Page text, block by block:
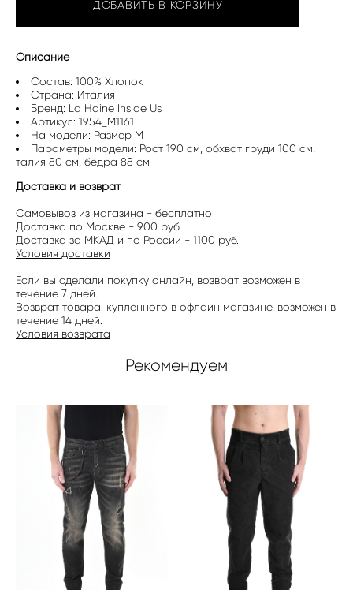
ДОБАВИТЬ В КОРЗИНУ
Описание
Состав: 100% Хлопок
Страна: Италия
Бренд: La Haine Inside Us
Артикул: 1954_M1161
На модели: Размер M
Параметры модели: Рост 190 см, обхват груди 100 см,
талия 80 см, бедра 88 см
Доставка и возврат
Самовывоз из магазина - бесплатно
Доставка по Москве - 900 руб.
Доставка за МКАД и по России - 1100 руб.
Условия доставки
Если вы сделали покупку онлайн, возврат возможен в
течение 7 дней.
Возврат товара, купленного в офлайн магазине, возможен в
течение 14 дней.
Условия возврата
Рекомендуем